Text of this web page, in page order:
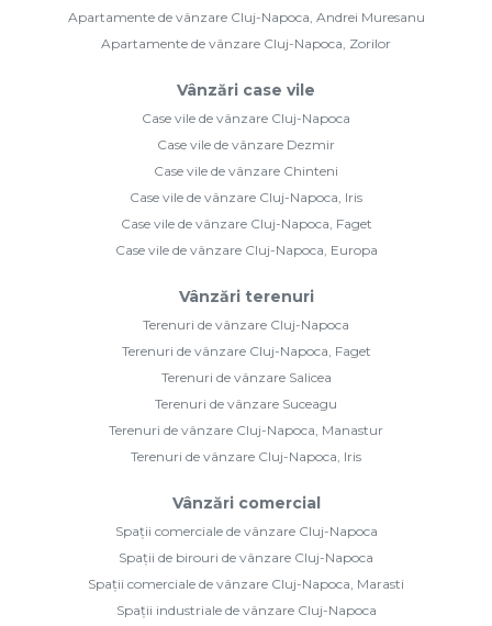
Apartamente de vânzare Cluj-Napoca, Andrei Muresanu
Apartamente de vânzare Cluj-Napoca, Zorilor
Vânzări case vile
Case vile de vânzare Cluj-Napoca
Case vile de vânzare Dezmir
Case vile de vânzare Chinteni
Case vile de vânzare Cluj-Napoca, Iris
Case vile de vânzare Cluj-Napoca, Faget
Case vile de vânzare Cluj-Napoca, Europa
Vânzări terenuri
Terenuri de vânzare Cluj-Napoca
Terenuri de vânzare Cluj-Napoca, Faget
Terenuri de vânzare Salicea
Terenuri de vânzare Suceagu
Terenuri de vânzare Cluj-Napoca, Manastur
Terenuri de vânzare Cluj-Napoca, Iris
Vânzări comercial
Spații comerciale de vânzare Cluj-Napoca
Spații de birouri de vânzare Cluj-Napoca
Spații comerciale de vânzare Cluj-Napoca, Marasti
Spații industriale de vânzare Cluj-Napoca